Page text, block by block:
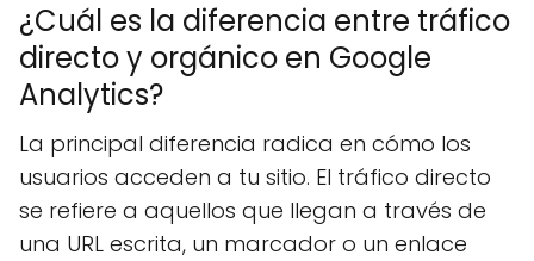
¿Cuál es la diferencia entre tráfico
directo y orgánico en Google
Analytics?
La principal diferencia radica en cómo los
usuarios acceden a tu sitio. El tráfico directo
se refiere a aquellos que llegan a través de
una URL escrita, un marcador o un enlace